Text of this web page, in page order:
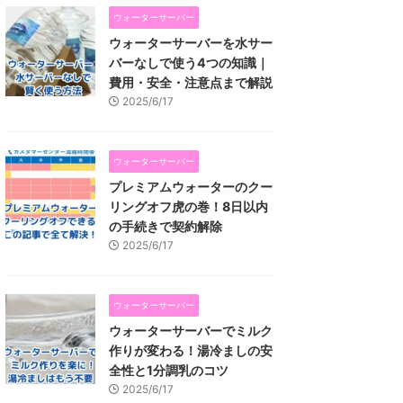
ウォーターサーバー
ウォーターサーバーを水サー
バーなしで使う4つの知識｜
費用・安全・注意点まで解説
2025/6/17
ウォーターサーバー
プレミアムウォーターのクー
リングオフ虎の巻！8日以内
の手続きで契約解除
2025/6/17
ウォーターサーバー
ウォーターサーバーでミルク
作りが変わる！湯冷ましの安
全性と1分調乳のコツ
2025/6/17